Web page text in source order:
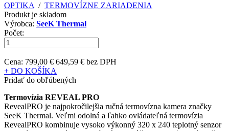
OPTIKA / TERMOVÍZNE ZARIADENIA
Produkt je skladom
Výrobca: SeeK Thermal
Počet:
Cena: 799,00 € 649,59 € bez DPH
+ DO KOŠÍKA
Pridať do obľúbených
Termovízia REVEAL PRO
RevealPRO je najpokročilejšia ručná termovízna kamera značky
SeeK Thermal. Veľmi odolná a ľahko ovládateľná termovízia
RevealPRO kombinuje vysoko výkonný 320 x 240 teplotný senzor